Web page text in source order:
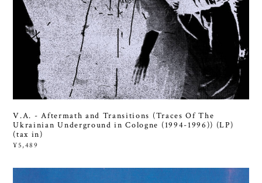
V.A. - Aftermath and Transitions (Traces Of The
Ukrainian Underground in Cologne (1994-1996)) (LP)
(tax in)
¥5,489